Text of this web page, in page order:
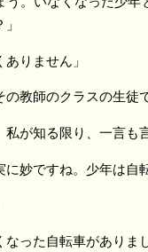
ありません」
の教師のクラスの生徒
私が知る限り、一言も
に妙ですね。少年は自
なった自転車がありま